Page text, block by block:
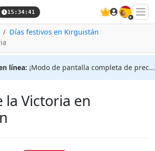
15:34:42 🇪🇸
Días festivos en Kirguistán
línea: ¡Modo de pantalla completa de precisión!
la Victoria en